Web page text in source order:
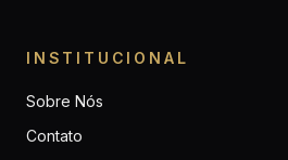
INSTITUCIONAL
Sobre Nós
Contato